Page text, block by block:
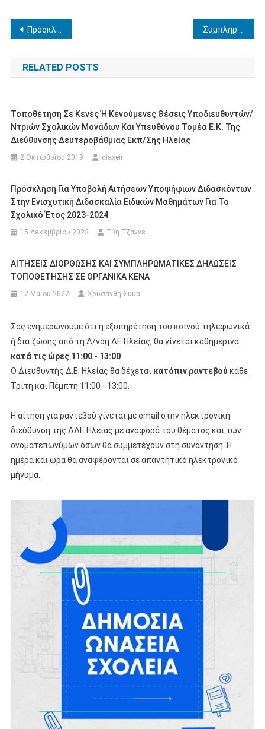
Πλοήγηση
άρθρων
Πρόσκληση μελών Ειδικού Εκπαιδευτικού Προσωπικού (ΕΕΠ) και Ειδικού Βοηθητικού Προσωπικού (ΕΒΠ) για υποβολή αιτήσεων αποσπάσεων σε περιοχές ή ΚΕΣΥ για το 2020-2021.
RELATED POSTS
Τοποθέτηση Σε Κενές Ή Κενούμενες Θέσεις Υποδιευθυντών/
Ντριών Σχολικών Μονάδων Και Υπευθύνου Τομέα Ε.Κ. Της
Διεύθυνσης Δευτεροβάθμιας Εκπ/σης Ηλείας
2 Οκτωβρίου 2019 diaxeir
Πρόσκληση Για Υποβολή Αιτήσεων Υποψήφιων Διδασκόντων
Στην Ενισχυτική Διδασκαλία Ειδικών Μαθημάτων Για Το
Σχολικό Έτος 2023-2024
15 Δεκεμβρίου 2023 Εύη Τζάννε
ΑΙΤΗΣΕΙΣ ΔΙΟΡΘΩΣΗΣ ΚΑΙ ΣΥΜΠΛΗΡΩΜΑΤΙΚEΣ ΔΗΛΩΣΕΙΣ
ΤΟΠΟΘΕΤΗΣΗΣ ΣΕ ΟΡΓΑΝΙΚΑ ΚΕΝΑ
12 Μαΐου 2022 Χρυσάνθη Συκά
Σας ενημερώνουμε ότι η εξυπηρέτηση του κοινού τηλεφωνικά
ή δια ζώσης από τη Δ/νση ΔΕ Ηλείας, θα γίνεται καθημερινά
κατά τις ώρες 11:00 - 13:00.
Ο Διευθυντής Δ.Ε. Ηλείας θα δέχεται κατόπιν ραντεβού κάθε
Τρίτη και Πέμπτη 11:00 - 13:00.
Η αίτηση για ραντεβού γίνεται με email στην ηλεκτρονική
διεύθυνση της ΔΔΕ Ηλείας με αναφορά του θέματος και των
ονοματεπωνύμων όσων θα συμμετέχουν στη συνάντηση. Η
ημέρα και ώρα θα αναφέρονται σε απαντητικό ηλεκτρονικό
μήνυμα.